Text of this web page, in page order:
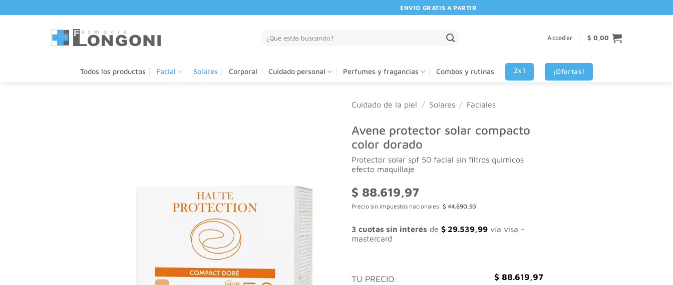
al
ENVIO GRATIS A PARTIR DE $80.000! 🚚 | 💳 3 CUOTAS SIN INTERES VISA - MASTERCARD
por:
Acceder $ 0,00
Todos los productos Facial Solares Corporal Cuidado personal Perfumes y fragancias Combos y rutinas 2x1 ¡Ofertas!
Cuidado de la piel / Solares / Faciales
Avene protector solar compacto
color dorado
Protector solar spf 50 facial sin filtros quimicos
efecto maquillaje
$ 88.619,97
Precio sin impuestos nacionales: $ 44.690,93
3 cuotas sin interés de $ 29.539,99 vía visa -
mastercard
TU PRECIO: $ 88.619,97